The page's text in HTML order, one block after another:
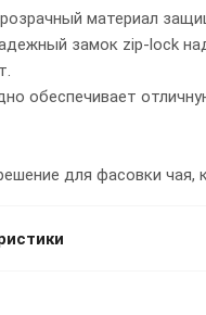
материал
замок zip-lock
обеспечивает
для фасовки чая,